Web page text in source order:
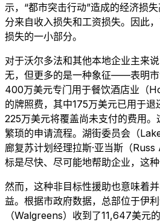
示，“都市突击行动”造成的经济损
分来自收入损失和工资损失。因此
损失的一小部分。
对于沃尔多法和其他本地企业主来
无，但更多的是一种象征——表明市
400万美元专门用于餐饮酒店业（
的牌照费，其中175万美元已用于
225万美元将覆盖尚未支付的费用
繁琐的申请流程。湖街委员会（
廊复苏计划经理拉斯·亚当斯（
标是尽快、尽可能地帮助企业，这种
然而，这种非目标性援助也意味着
益。根据市政府数据，总部位于伊
（Walgreens）收到了11,647美元